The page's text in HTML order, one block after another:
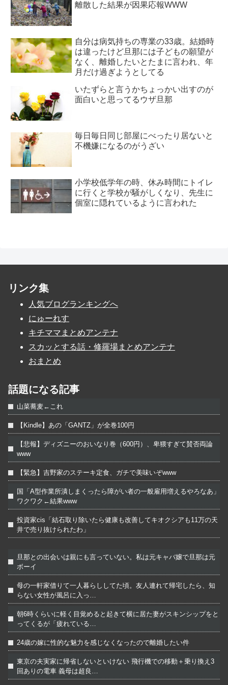
離散した結果が因果応報WWW
自分は病気持ちの専業の33歳。結婚時
は違ったけど旦那には子どもの願望が
なく、離婚したいとたまに言われ、年
月だけ過ぎようとしてる
いたずらと言うかちょっかい出すのが
面白いと思ってるウザ旦那
毎日毎日同じ部屋にべったり居ないと
不機嫌になるのがうざい
小学校低学年の時、休み時間にトイレ
に行くと学校が騒がしくなり、先生に
個室に隠れているように言われた
リンク集
人気ブログランキングへ
にゅーれす
キチママまとめアンテナ
スカッとする話・修羅場まとめアンテナ
おまとめ
話題になる記事
山菜蕎麦←これ
【Kindle】あの「GANTZ」が全巻100円
【悲報】ディズニーのおいなり巻（600円）、卑猥すぎて賛否両論
www
【緊急】吉野家のステーキ定食、ガチで美味いぞwww
国「A型作業所潰しまくったら障がい者の一般雇用増えるやろなあ」
ワクワク←結果www
投資家cis「結石取り除いたら健康も改善してキオクシアも11万の天
井で売り抜けられたわ」
旦那との出会いは親にも言っていない。私は元キャバ嬢で旦那は元
ボーイ
母の一軒家借りて一人暮らししてた頃。友人連れて帰宅したら、知
らない女性が風呂に入っ…
朝6時くらいに軽く目覚めると起きて横に居た妻がスキンシップをと
ってくるが「疲れている…
24歳の嫁に性的な魅力を感じなくなったので離婚したい件
東京の夫実家に帰省しないといけない 飛行機での移動＋乗り換え3
回ありの電車 義母は超良…